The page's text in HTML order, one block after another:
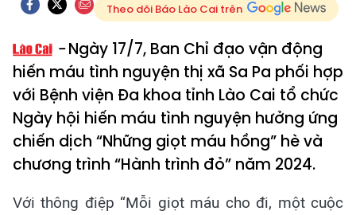
Theo dõi Báo Lào Cai trên
Ngày 17/7, Ban Chỉ đạo vận động
hiến máu tình nguyện thị xã Sa Pa phối hợp
với Bệnh viện Đa khoa tỉnh Lào Cai tổ chức
Ngày hội hiến máu tình nguyện hưởng ứng
chiến dịch “Những giọt máu hồng” hè và
chương trình “Hành trình đỏ” năm 2024.
Với thông điệp “Mỗi giọt máu cho đi, một cuộc